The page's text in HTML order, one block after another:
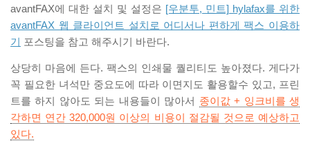
avantFAX에 대한 설치 및 설정은 [우분투, 민트] hylafax를 위한
avantFAX 웹 클라이언트 설치로 어디서나 편하게 팩스 이용하
기 포스팅을 참고 해주시기 바란다.
상당히 마음에 든다. 팩스의 인쇄물 퀄리티도 높아졌다. 게다가
꼭 필요한 녀석만 중요도에 따라 이면지도 활용할수 있고, 프린
트를 하지 않아도 되는 내용들이 많아서 종이값 + 잉크비를 생
각하면 연간 320,000원 이상의 비용이 절감될 것으로 예상하고
있다.